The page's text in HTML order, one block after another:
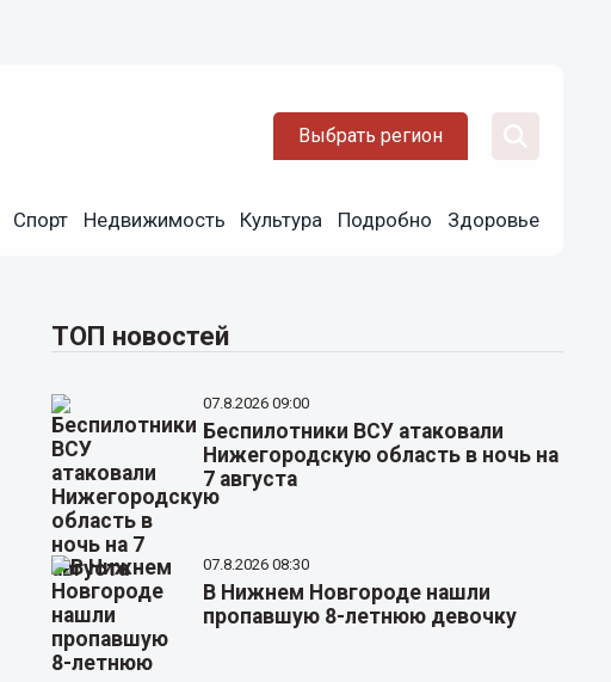
Выбрать регион
Спорт Недвижимость Культура Подробно Здоровье
ТОП новостей
07.8.2026 09:00
Беспилотники ВСУ атаковали
Нижегородскую область в ночь на
7 августа
07.8.2026 08:30
В Нижнем Новгороде нашли
пропавшую 8-летнюю девочку